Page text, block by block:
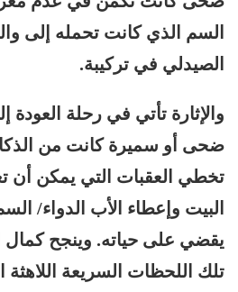
السم الذي كانت تحمله إلى
الصيدلي في تركيبة.
والإثارة تأتي في رحلة العودة
ضحى أو سميرة كانت من
تخطي العقبات التي يمكن أن
البيت وإعطاء الأب الدواء/
يقضي على حياته. وينجح
تلك اللحظات السريعة